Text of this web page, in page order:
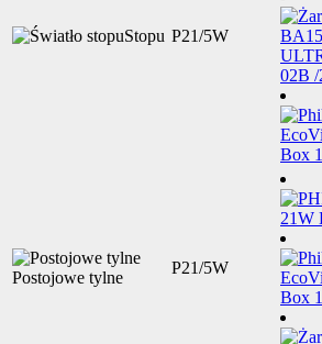
Stopu P21/5W
Postojowe tylne
P21/5W